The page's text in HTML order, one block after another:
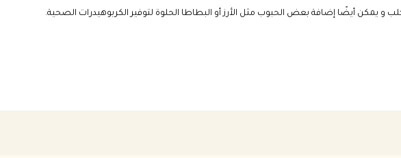
و يمكن أيضًا إضافة بعض الحبوب مثل الأرز أو البطاطا الحلوة لتوفير الكربوهيدرات الصحية.